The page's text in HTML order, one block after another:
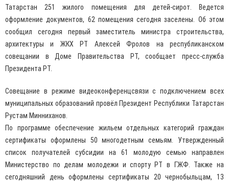
Татарстан 251 жилого помещения для детей-сирот. Ведется
оформление документов, 62 помещения сегодня заселены. Об этом
сообщил сегодня первый заместитель министра строительства,
архитектуры и ЖКХ РТ Алексей Фролов на республиканском
совещании в Доме Правительства РТ, сообщает пресс-служба
Президента РТ.
Совещание в режиме видеоконференцсвязи с подключением всех
муниципальных образований провёл Президент Республики Татарстан
Рустам Минниханов.
По программе обеспечение жильем отдельных категорий граждан
сертификаты оформлены 50 многодетным семьям. Утвержденный
список получателей субсидии на 61 молодую семью направлен
Министерство по делам молодежи и спорту РТ в ГЖФ. Также на
сегодняшний день оформлены сертификаты 20 чернобыльцам, 13